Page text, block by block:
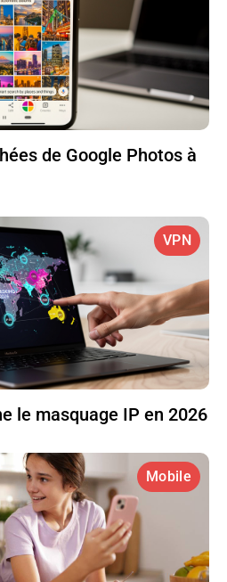
de Google Photos à
VPN
le masquage IP en 2026
Mobile